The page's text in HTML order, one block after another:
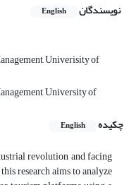
نویسندگان English
Univerisity of
University of
چکیده
English
revolution and facing
research aims to analyze